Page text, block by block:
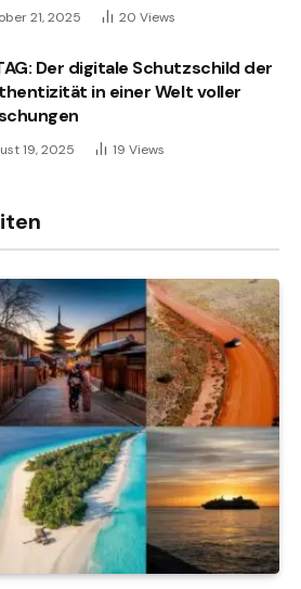
21, 2025 20 Views
Der digitale Schutzschild der
in einer Welt voller
19, 2025 19 Views